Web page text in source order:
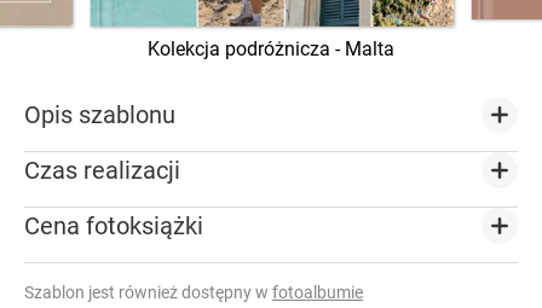
Kolekcja podróżnicza - Malta
Opis szablonu
Czas realizacji
Cena fotoksiążki
Szablon jest również dostępny w fotoalbumie